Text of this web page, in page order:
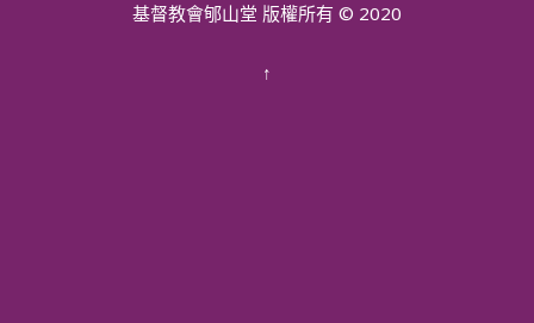
基督教會郇山堂 版權所有 © 2020
↑